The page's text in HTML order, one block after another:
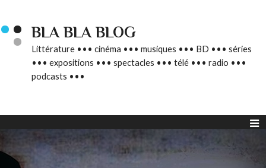
BLA BLA BLOG
Littérature ••• cinéma ••• musiques ••• BD ••• séries
••• expositions ••• spectacles ••• télé ••• radio •••
podcasts •••